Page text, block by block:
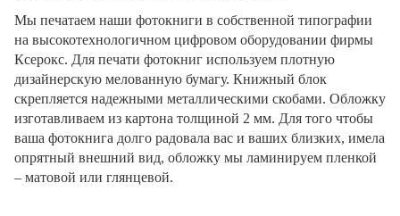
Мы печатаем наши фотокниги в собственной типографии
на высокотехнологичном цифровом оборудовании фирмы
Ксерокс. Для печати фотокниг используем плотную
дизайнерскую мелованную бумагу. Книжный блок
скрепляется надежными металлическими скобами. Обложку
изготавливаем из картона толщиной 2 мм. Для того чтобы
ваша фотокнига долго радовала вас и ваших близких, имела
опрятный внешний вид, обложку мы ламинируем пленкой
– матовой или глянцевой.